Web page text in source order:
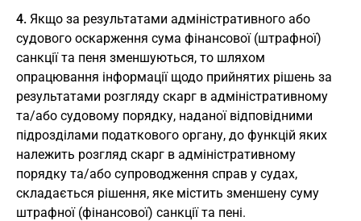
4. Якщо за результатами адміністративного або
судового оскарження сума фінансової (штрафної)
санкції та пеня зменшуються, то шляхом
опрацювання інформації щодо прийнятих рішень за
результатами розгляду скарг в адміністративному
та/або судовому порядку, наданої відповідними
підрозділами податкового органу, до функцій яких
належить розгляд скарг в адміністративному
порядку та/або супроводження справ у судах,
складається рішення, яке містить зменшену суму
штрафної (фінансової) санкції та пені.